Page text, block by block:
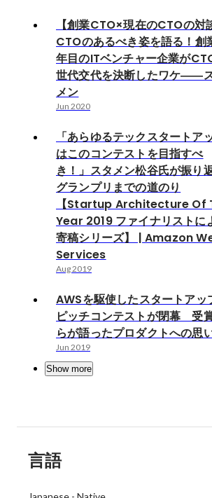
【創業CTO×現在のCTOの対
CTOのあるべき姿を語る！創
年目のITベンチャー企業が
世代交代を決断したワケ――
メン
Jun 2020
「あらゆるテックスタートア
はこのコンテストを目指すべ
き！」スタメン松谷氏が振り
グランプリまでの道のり
【Startup Architecture Of
Year 2019 ファイナリストに
寄稿シリーズ】 | Amazon
Services
Aug 2019
AWSを駆使したスタートアッ
ピッチコンテストが閉幕 受
らが語ったプロダクトへの思
Jun 2019
Show more
言語